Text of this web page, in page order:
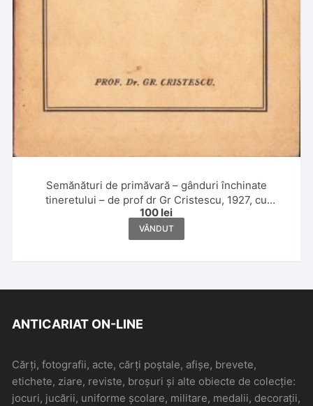
Semănături de primăvară – gânduri închinate
tineretului – de prof dr Gr Cristescu, 1927, cu
dedicația olografă a autorului către istoricul Ștefan
Meteș și semnătura olografă a acestuia din urmă,
Tipografia Dacia Traiană, Sibiu
100 lei
VÂNDUT
ANTICARIAT ON-LINE
Cărți, fotografii, acte, cărți poștale, afișe, brevete,
etichete, ziare, reviste, broșuri și alte obiecte de colecție:
jocuri, jucării, uniforme școlare, militare, medalii, decorații,